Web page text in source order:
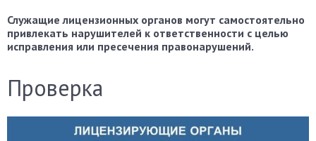
Служащие лицензионных органов могут самостоятельно
привлекать нарушителей к ответственности с целью
исправления или пресечения правонарушений.
Проверка